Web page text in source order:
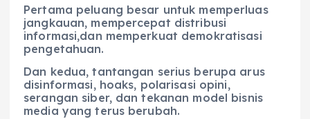
Pertama peluang besar untuk memperluas
jangkauan, mempercepat distribusi
informasi,dan memperkuat demokratisasi
pengetahuan.
Dan kedua, tantangan serius berupa arus
disinformasi, hoaks, polarisasi opini,
serangan siber, dan tekanan model bisnis
media yang terus berubah.